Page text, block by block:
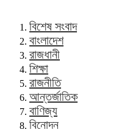
বিশেষ সংবাদ
বাংলাদেশ
রাজধানী
শিক্ষা
রাজনীতি
আন্তর্জাতিক
বাণিজ্য
বিনোদন